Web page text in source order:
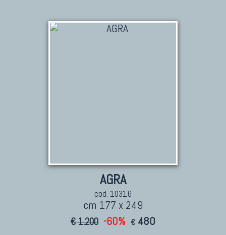
AGRA
cod. 10316
cm 177 x 249
€ 1.200 -60% € 480